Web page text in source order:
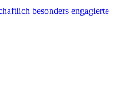
besonders engagierte